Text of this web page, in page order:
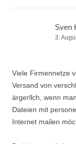
Sven
3.
Viele Firmennetze
Versand von
ärgerllch, wenn
Dateien mit
Internet mailen